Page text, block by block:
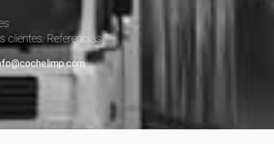
clientes. Referencias